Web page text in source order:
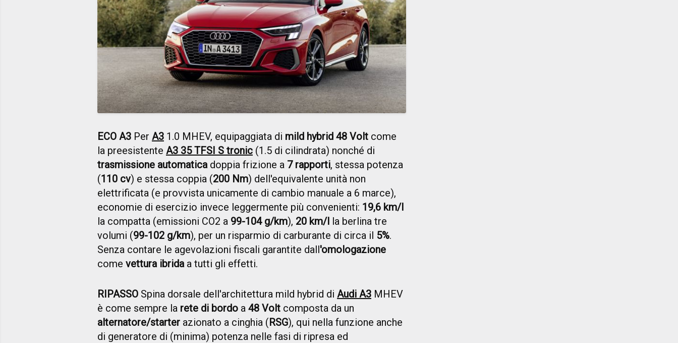
ECO A3 Per A3 1.0 MHEV, equipaggiata di mild hybrid 48 Volt come
la preesistente A3 35 TFSI S tronic (1.5 di cilindrata) nonché di
trasmissione automatica doppia frizione a 7 rapporti, stessa potenza
(110 cv) e stessa coppia (200 Nm) dell'equivalente unità non
elettrificata (e provvista unicamente di cambio manuale a 6 marce),
economie di esercizio invece leggermente più convenienti: 19,6 km/l
la compatta (emissioni CO2 a 99-104 g/km), 20 km/l la berlina tre
volumi (99-102 g/km), per un risparmio di carburante di circa il 5%.
Senza contare le agevolazioni fiscali garantite dall'omologazione
come vettura ibrida a tutti gli effetti.
RIPASSO Spina dorsale dell'architettura mild hybrid di Audi A3 MHEV
è come sempre la rete di bordo a 48 Volt composta da un
alternatore/starter azionato a cinghia (RSG), qui nella funzione anche
di generatore di (minima) potenza nelle fasi di ripresa ed